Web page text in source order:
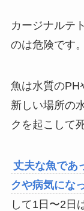
カージナルテ
のは危険です。
魚は水質のPH
新しい場所の
クを起こして
丈夫な魚であ
クや病気にな
して1日〜2日